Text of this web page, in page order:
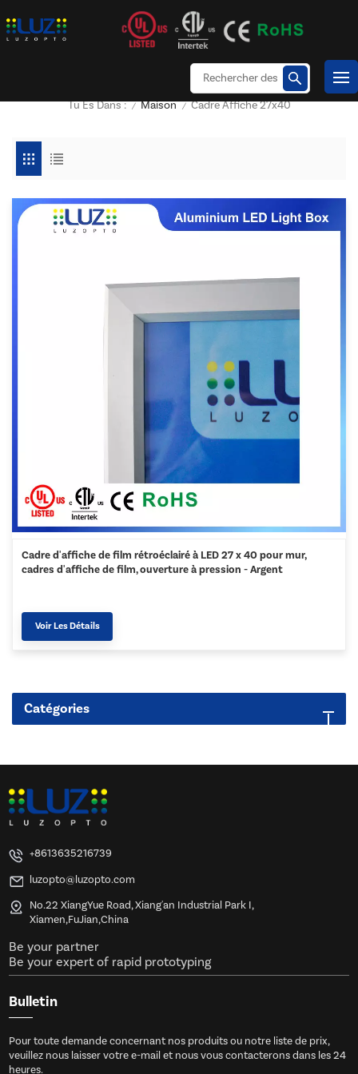
Tu Es Dans : / Maison / Cadre Affiche 27x40
Cadre d'affiche de film rétroéclairé à LED 27 x 40 pour mur,
cadres d'affiche de film, ouverture à pression - Argent
Voir Les Détails
Catégories
+8613635216739
luzopto@luzopto.com
No.22 XiangYue Road, Xiang'an Industrial Park I,
Xiamen,FuJian,China
Be your partner
Be your expert of rapid prototyping
Bulletin
Pour toute demande concernant nos produits ou notre liste de prix,
veuillez nous laisser votre e-mail et nous vous contacterons dans les 24
heures.